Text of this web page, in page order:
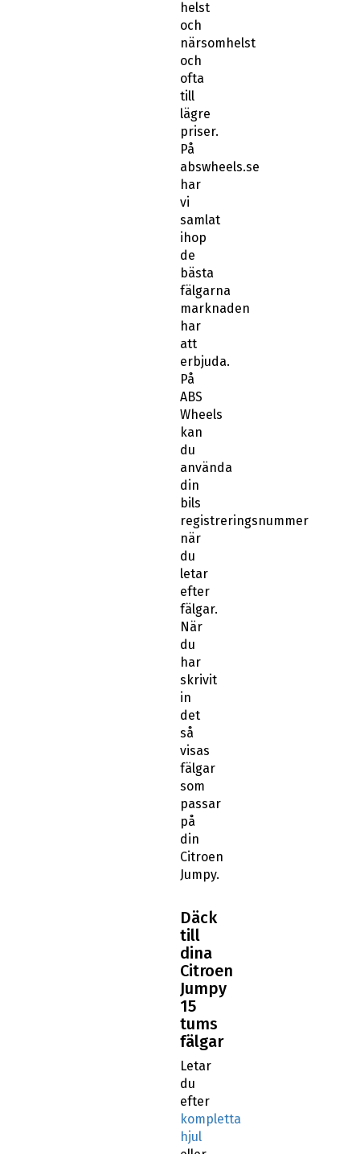
helst
och
närsomhelst
och
ofta
till
lägre
priser.
På
abswheels.se
har
vi
samlat
ihop
de
bästa
fälgarna
marknaden
har
att
erbjuda.
På
ABS
Wheels
kan
du
använda
din
bils
registreringsnummer
när
du
letar
efter
fälgar.
När
du
har
skrivit
in
det
så
visas
fälgar
som
passar
på
din
Citroen
Jumpy.
Däck
till
dina
Citroen
Jumpy
15
tums
fälgar
Letar
du
efter
kompletta
hjul